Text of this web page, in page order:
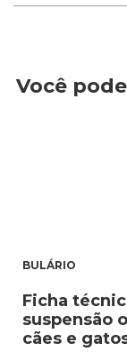
Você
BULÁRIO
Ficha
suspensão
cães e